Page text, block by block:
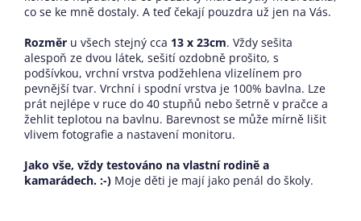
co se ke mně dostaly. A teď čekají pouzdra už jen na Vás.
Rozměr u všech stejný cca 13 x 23cm. Vždy sešita
alespoň ze dvou látek, sešití ozdobně prošito, s
podšívkou, vrchní vrstva podžehlena vlizelínem pro
pevnější tvar. Vrchní i spodní vrstva je 100% bavlna. Lze
prát nejlépe v ruce do 40 stupňů nebo šetrně v pračce a
žehlit teplotou na bavlnu. Barevnost se může mírně lišit
vlivem fotografie a nastavení monitoru.
Jako vše, vždy testováno na vlastní rodině a
kamarádech. :-) Moje děti je mají jako penál do školy.